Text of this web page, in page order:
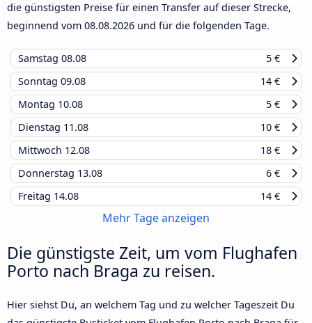
die günstigsten Preise für einen Transfer auf dieser Strecke,
beginnend vom 08.08.2026 und für die folgenden Tage.
Samstag 08.08
5 €
Sonntag 09.08
14 €
Montag 10.08
5 €
Dienstag 11.08
10 €
Mittwoch 12.08
18 €
Donnerstag 13.08
6 €
Freitag 14.08 14 €
Mehr Tage anzeigen
Die günstigste Zeit, um vom Flughafen
Porto nach Braga zu reisen.
Hier siehst Du, an welchem Tag und zu welcher Tageszeit Du